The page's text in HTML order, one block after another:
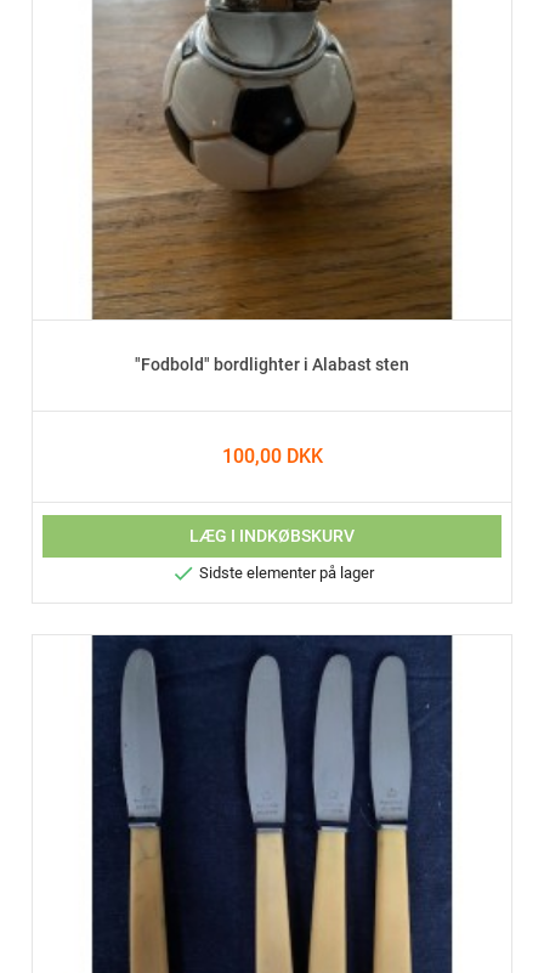
"Fodbold" bordlighter i Alabast sten
100,00 DKK
LÆG I INDKØBSKURV
 Sidste elementer på lager